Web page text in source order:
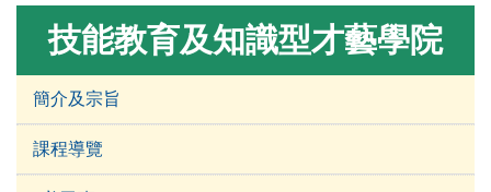
技能教育及知識型才藝學院
簡介及宗旨
課程導覽